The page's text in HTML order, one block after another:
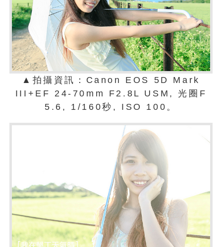
▲拍攝資訊：Canon EOS 5D Mark
III+EF 24-70mm F2.8L USM, 光圈F
5.6, 1/160秒, ISO 100。